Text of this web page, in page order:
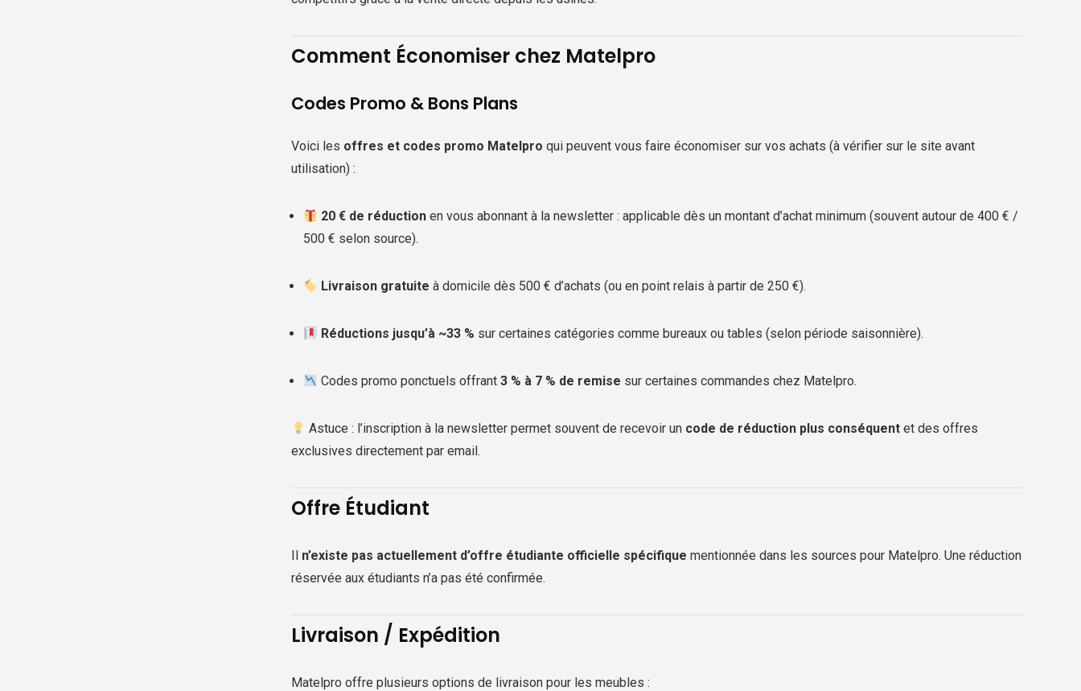
Comment Économiser chez Matelpro
Codes Promo & Bons Plans
Voici les offres et codes promo Matelpro qui peuvent vous faire économiser sur vos achats (à vérifier sur le site avant
utilisation) :
20 € de réduction en vous abonnant à la newsletter : applicable dès un montant d’achat minimum (souvent autour de 400 € /
500 € selon source).
Livraison gratuite à domicile dès 500 € d’achats (ou en point relais à partir de 250 €).
Réductions jusqu’à ~33 % sur certaines catégories comme bureaux ou tables (selon période saisonnière).
Codes promo ponctuels offrant3 % à 7 % de remise sur certaines commandes chez Matelpro.
Astuce : l’inscription à la newsletter permet souvent de recevoir un code de réduction plus conséquent et des offres
exclusives directement par email.
Offre Étudiant
Il n’existe pas actuellement d’offre étudiante officielle spécifique mentionnée dans les sources pour Matelpro. Une réduction
réservée aux étudiants n’a pas été confirmée.
Livraison / Expédition
Matelpro offre plusieurs options de livraison pour les meubles :